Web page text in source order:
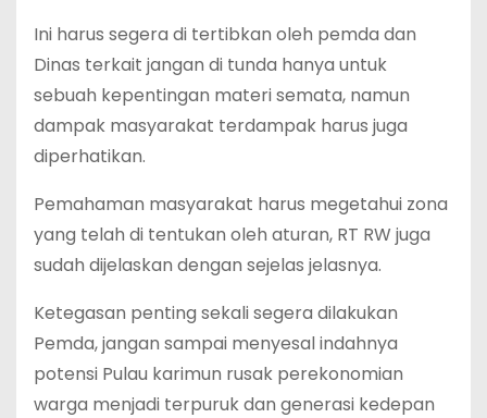
Ini harus segera di tertibkan oleh pemda dan
Dinas terkait jangan di tunda hanya untuk
sebuah kepentingan materi semata, namun
dampak masyarakat terdampak harus juga
diperhatikan.
Pemahaman masyarakat harus megetahui zona
yang telah di tentukan oleh aturan, RT RW juga
sudah dijelaskan dengan sejelas jelasnya.
Ketegasan penting sekali segera dilakukan
Pemda, jangan sampai menyesal indahnya
potensi Pulau karimun rusak perekonomian
warga menjadi terpuruk dan generasi kedepan